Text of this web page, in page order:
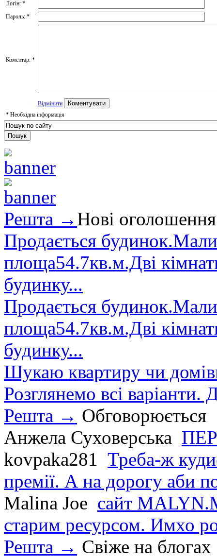
Логін: *
Пароль: *
Коментар: *
Відмінити
* Необхідна інформація
Решта → Нові оголошення
Продається
площа54.7кв.м.Дві
будинку...
Продається
площа54.7кв.м.Дві
будинку...
Шукаю квартиру чи
Розглянемо всі варіанти.
Решта → Обговорюється
Анжела Суховерська
kovpaka281 Треба-ж
премії. А на дорогу аби
Malina Joe сайт
старим ресурсом. Имхо
Решта → Свіже на блогах